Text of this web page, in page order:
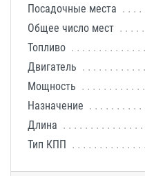
Посадочные места
Общее число мест
Топливо
Двигатель
Мощность
Назначение
Длина
Тип КПП